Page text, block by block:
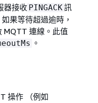
器接收 PINGACK訊
果等待超過逾時，
MQTT 連線。此值
。
操作 （例如